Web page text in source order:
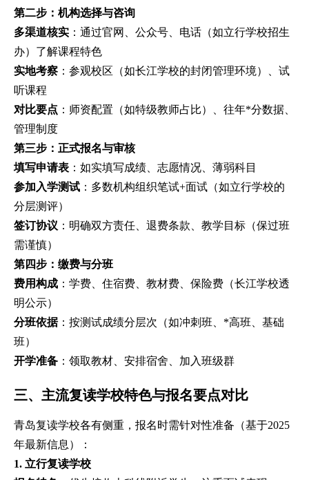
第二步：机构选择与咨询
多渠道核实 ：通过官网、公众号、电话（如立行学校招生
办）了解课程特色
实地考察 ：参观校区（如长江学校的封闭管理环境）、试
听课程
对比要点 ：师资配置（如特级教师占比）、往年*分数据、
管理制度
第三步：正式报名与审核
填写申请表 ：如实填写成绩、志愿情况、薄弱科目
参加入学测试 ：多数机构组织笔试+面试（如立行学校的
分层测评）
签订协议 ：明确双方责任、退费条款、教学目标（保过班
需谨慎）
第四步：缴费与分班
费用构成 ：学费、住宿费、教材费、保险费（长江学校透
明公示）
分班依据：按测试成绩分层次（如冲刺班、*高班、基础
班）
开学准备 ：领取教材、安排宿舍、加入班级群
三、主流复读学校特色与报名要点对比
青岛复读学校各有侧重，报名时需针对性准备（基于2025
年最新信息）：
1. 立行复读学校